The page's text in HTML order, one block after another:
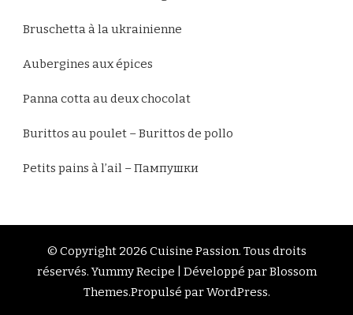
Bruschetta à la ukrainienne
Aubergines aux épices
Panna cotta au deux chocolat
Burittos au poulet – Burittos de pollo
Petits pains à l’ail – Пампушки
© Copyright 2026 Cuisine Passion. Tous droits
réservés.Yummy Recipe | Développé parBlossom
Themes.Propulsé parWordPress.